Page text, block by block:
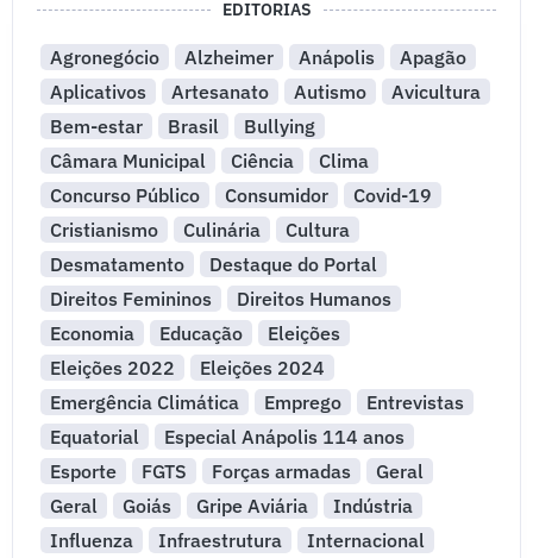
EDITORIAS
Agronegócio Alzheimer Anápolis
Apagão
Aplicativos
Artesanato Autismo
Avicultura
Bem-estar
Brasil
Bullying
Câmara Municipal
Ciência
Clima
Concurso Público
Consumidor
Covid-19
Cristianismo
Culinária
Cultura
Desmatamento
Destaque do Portal
Direitos Femininos
Direitos Humanos
Economia
Educação
Eleições
Eleições 2022
Eleições 2024
Emergência Climática
Emprego
Entrevistas
Equatorial
Especial Anápolis 114 anos
Esporte
FGTS Forças armadas
Geral
Geral
Goiás Gripe Aviária
Indústria
Influenza
Infraestrutura
Internacional